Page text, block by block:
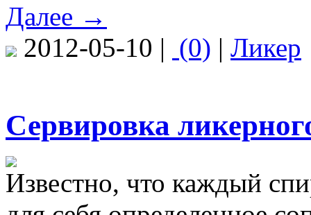
Далее →
2012-05-10 | (0) | Ликер
Сервировка
Известно, что каждый